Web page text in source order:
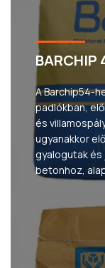
BARCHIP
A Barchip54-
padlókban,
és
ugyanakkor
gyalogutak
betonhoz,